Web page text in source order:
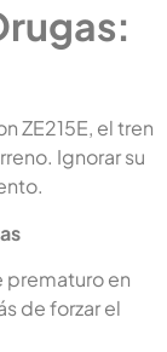
ZE215E, el tren
Ignorar su
prematuro en
de forzar el